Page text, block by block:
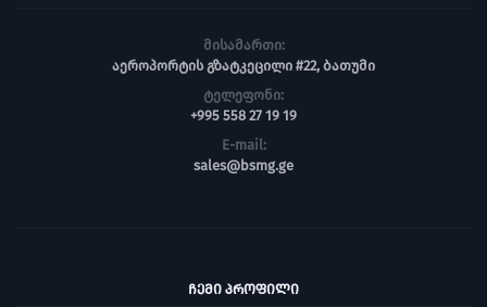
მისამართი:
აეროპორტის გზატკეცილი #22, ბათუმი
ტელეფონი:
+995 558 27 19 19
E-mail:
sales@bsmg.ge
ᲩᲔᲛᲘ ᲞᲠᲝᲤᲘᲚᲘ